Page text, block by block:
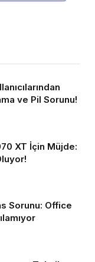
ve Pil Sorunu!
XT İçin Müjde:
Sorunu: Office